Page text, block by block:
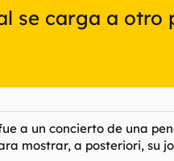
se carga a
a un concierto de una
mostrar, a posteriori, su